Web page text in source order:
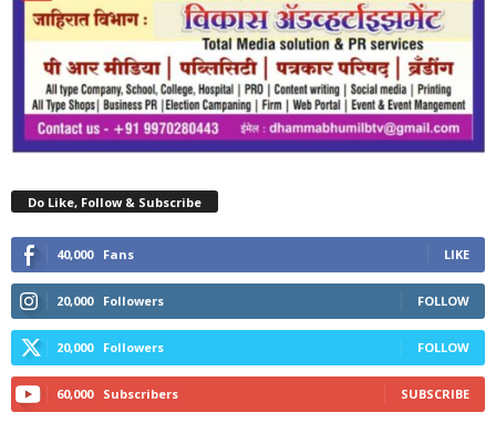
Do Like, Follow & Subscribe
40,000 Fans LIKE
20,000 Followers FOLLOW
20,000 Followers FOLLOW
60,000 Subscribers SUBSCRIBE